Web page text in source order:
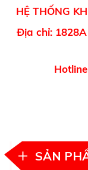
HỆ THỐNG
Địa chỉ: 1828A
Hotline
SẢN